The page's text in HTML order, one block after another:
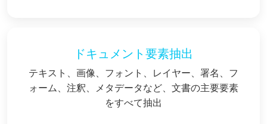
ドキュメント要素抽出
テキスト、画像、フォント、レイヤー、署名、フ
ォーム、注釈、メタデータなど、文書の主要要素
をすべて抽出